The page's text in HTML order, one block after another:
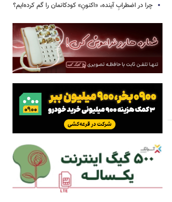
چرا در اضطرابِ آینده، «اکنونِ» کودکانمان را گم کرده‌ایم؟